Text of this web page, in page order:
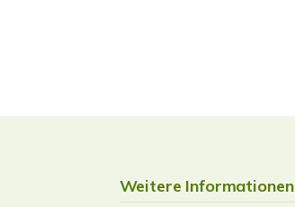
Weitere Informationen